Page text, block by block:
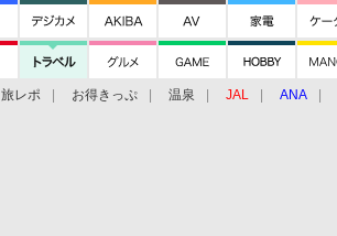
旅レポ お得きっぷ 温泉 JAL ANA